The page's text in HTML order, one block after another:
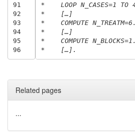
91
92
93
94
95
96
*    LOOP N_CASES=1 TO
*    […]
*    COMPUTE N_TREATM=6.
*    […]
*    COMPUTE N_BLOCKS=1.
*    […].
Related pages
...